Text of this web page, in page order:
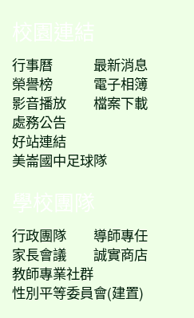
校園連結
行事曆
最新消息
榮譽榜
電子相簿
影音播放
檔案下載
處務公告
好站連結
美崙國中足球隊
學校團隊
行政團隊
導師專任
家長會議
誠實商店
教師專業社群
性別平等委員會(建置)